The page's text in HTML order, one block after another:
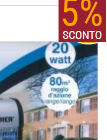
Offerta!